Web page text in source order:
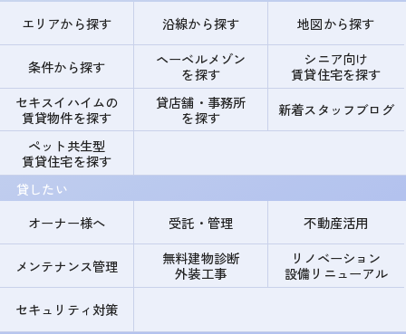
エリアから探す
沿線から探す 地図から探す
条件から探す
ヘーベルメゾン
を探す
シニア向け
賃貸住宅を探す
セキスイハイムの
賃貸物件を探す
貸店舗・事務所
を探す
新着スタッフブログ
ペット共生型
賃貸住宅を探す
貸したい
オーナー様へ
受託・管理 不動産活用
メンテナンス管理
無料建物診断
外装工事
リノベーション
設備リニューアル
セキュリティ対策